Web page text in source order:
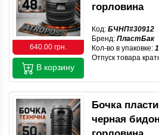
640.00 грн.
горловина
Код: БЧНП#30912
Бренд: ПластБак
Кол-во в упаковке: 1
Отпуск товара
В корзину
Бочка
черная